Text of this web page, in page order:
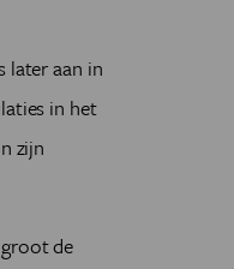
later aan in
in het
zijn
de